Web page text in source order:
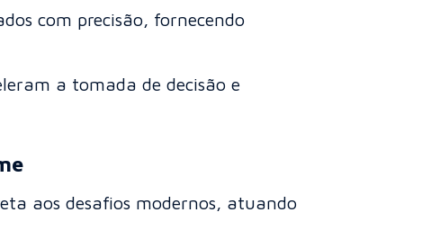
com precisão, fornecendo
a tomada de decisão e
aos desafios modernos, atuando